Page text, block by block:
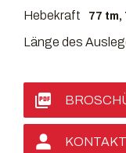
Hebekraft 77 tm,
Länge des
KONTAKT